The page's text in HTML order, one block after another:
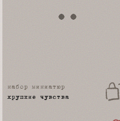
набор миниатюр
хрупкие чувства